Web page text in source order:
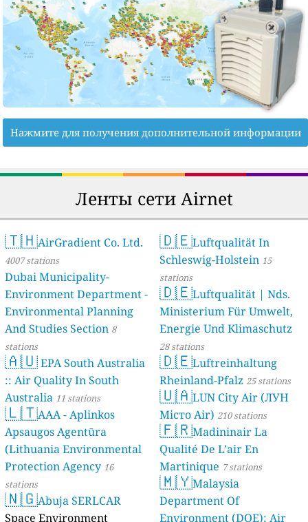
Нажмите для получения дополнительной информации
Ленты сети Airnet
🇹🇭AirGradient Co. Ltd.
4007 stations
Dubai Municipality-
Environment Department -
Environmental Planning
And Studies Section 8
stations
🇦🇺EPA South Australia
:: Air Quality In South
Australia 11 stations
🇱🇹AAA - Aplinkos
Apsaugos Agentūra
(Lithuania Environmental
Protection Agency 16
stations
🇳🇬Abuja SERLCAR
Space Environment
🇩🇪Luftqualität In
Schleswig-Holstein 15
stations
🇩🇪Luftqualität | Nds.
Ministerium Für Umwelt,
Energie Und Klimaschutz
28 stations
🇩🇪Luftreinhaltung
Rheinland-Pfalz 25 stations
🇺🇦LUN City Air (ЛУН
Місто Air) 210 stations
🇫🇷Madininair La
Qualité De L’air En
Martinique 7 stations
🇲🇾Malaysia
Department Of
Environment (DOE); Air